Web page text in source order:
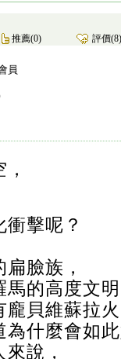
推薦(0) 評價(8)
員
擊呢？
臉族，
馬的高度文
龐貝維蘇拉
為什麼會如
說，